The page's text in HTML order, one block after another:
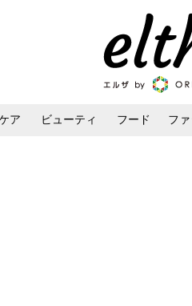
ア ビューティ フード フ